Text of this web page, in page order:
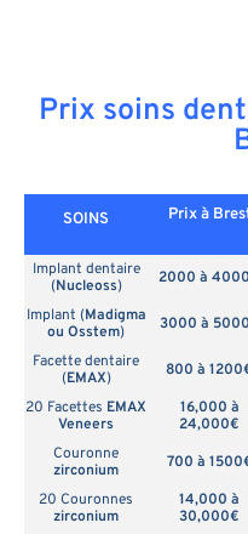
Prix soins
SOINS Prix à
Implant dentaire
(Nucleoss) 2000 à
Implant (Madigma
ou Osstem) 3000 à
Facette dentaire
(EMAX) 800 à
20 Facettes EMAX
Veneers
16,000 à
24,000€
Couronne
zirconium
700 à
20 Couronnes
zirconium
14,000 à
30,000€